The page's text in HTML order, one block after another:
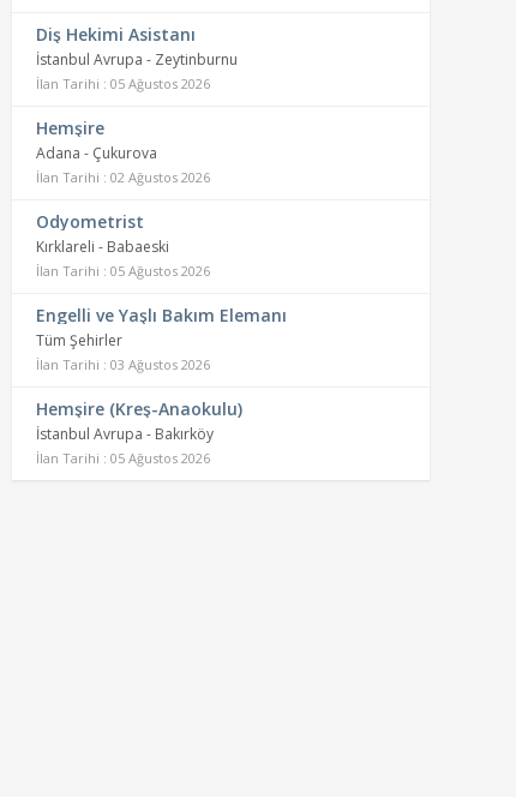
Diş Hekimi Asistanı
İstanbul Avrupa - Zeytinburnu
İlan Tarihi : 05 Ağustos 2026
Hemşire
Adana - Çukurova
İlan Tarihi : 02 Ağustos 2026
Odyometrist
Kırklareli - Babaeski
İlan Tarihi : 05 Ağustos 2026
Engelli ve Yaşlı Bakım Elemanı
Tüm Şehirler
İlan Tarihi : 03 Ağustos 2026
Hemşire (Kreş-Anaokulu)
İstanbul Avrupa - Bakırköy
İlan Tarihi : 05 Ağustos 2026